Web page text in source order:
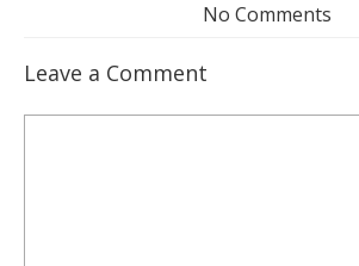
No Comments
Leave a Comment